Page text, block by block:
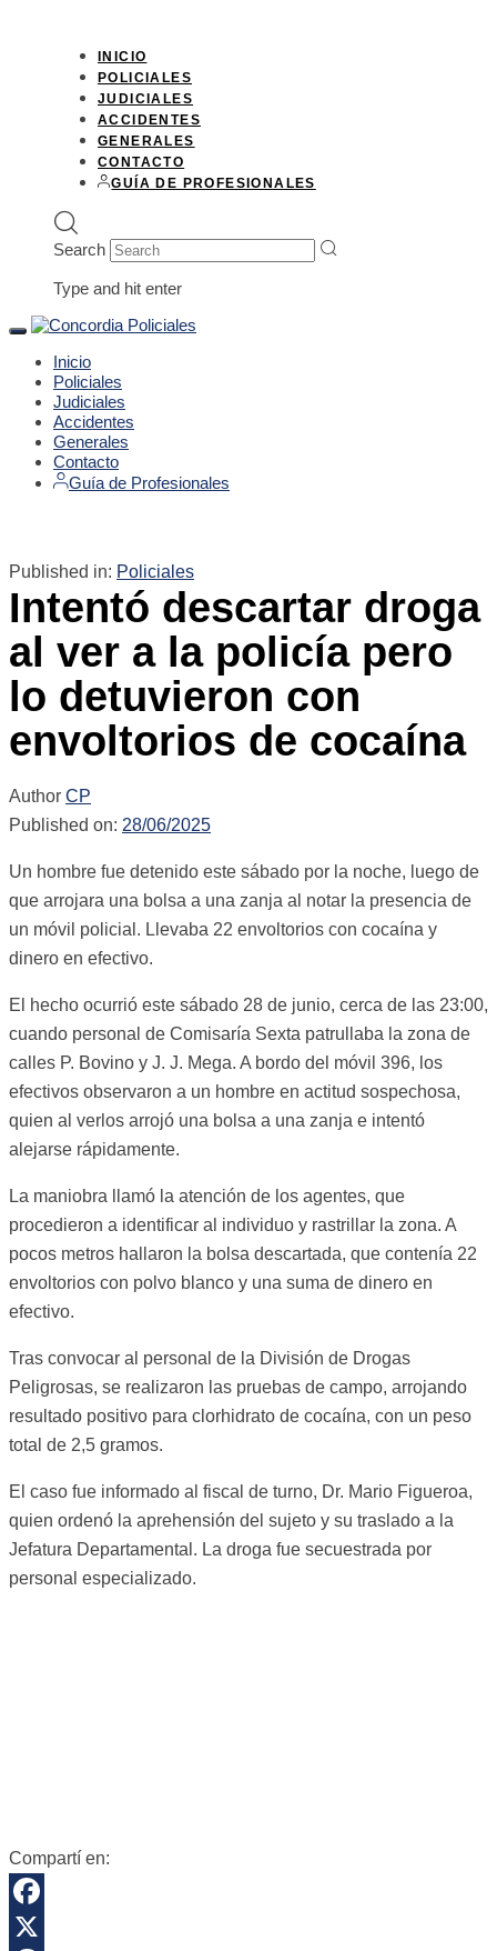
INICIO
POLICIALES
JUDICIALES
ACCIDENTES
GENERALES
CONTACTO
GUÍA DE PROFESIONALES
Search
Type and hit enter
Toggle
navigation
Inicio
Policiales
Judiciales
Accidentes
Generales
Contacto
Guía de Profesionales
Published in: Policiales
Intentó descartar droga
al ver a la policía pero
lo detuvieron con
envoltorios de cocaína
Author CP
Published on: 28/06/2025
Un hombre fue detenido este sábado por la noche, luego de
que arrojara una bolsa a una zanja al notar la presencia de
un móvil policial. Llevaba 22 envoltorios con cocaína y
dinero en efectivo.
El hecho ocurrió este sábado 28 de junio, cerca de las 23:00,
cuando personal de Comisaría Sexta patrullaba la zona de
calles P. Bovino y J. J. Mega. A bordo del móvil 396, los
efectivos observaron a un hombre en actitud sospechosa,
quien al verlos arrojó una bolsa a una zanja e intentó
alejarse rápidamente.
La maniobra llamó la atención de los agentes, que
procedieron a identificar al individuo y rastrillar la zona. A
pocos metros hallaron la bolsa descartada, que contenía 22
envoltorios con polvo blanco y una suma de dinero en
efectivo.
Tras convocar al personal de la División de Drogas
Peligrosas, se realizaron las pruebas de campo, arrojando
resultado positivo para clorhidrato de cocaína, con un peso
total de 2,5 gramos.
El caso fue informado al fiscal de turno, Dr. Mario Figueroa,
quien ordenó la aprehensión del sujeto y su traslado a la
Jefatura Departamental. La droga fue secuestrada por
personal especializado.
Compartí en:
Facebook